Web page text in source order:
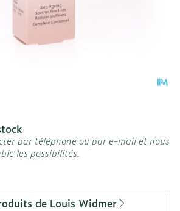
par téléphone ou par e-mail et nous
les possibilités.
de Louis Widmer